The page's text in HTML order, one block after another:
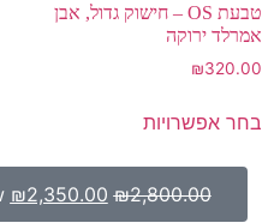
טבעת OS – חישוק גדול, אבן
אמרלד ירוקה
₪320.00
בחר אפשרויות
₪2,800.00
₪2,350.00
Choose and Buy now